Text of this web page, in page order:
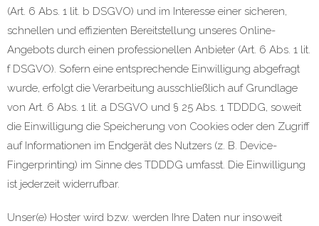
(Art. 6 Abs. 1 lit. b DSGVO) und im Interesse einer sicheren,
schnellen und effizienten Bereitstellung unseres Online-
Angebots durch einen professionellen Anbieter (Art. 6 Abs. 1 lit.
f DSGVO). Sofern eine entsprechende Einwilligung abgefragt
wurde, erfolgt die Verarbeitung ausschließlich auf Grundlage
von Art. 6 Abs. 1 lit. a DSGVO und § 25 Abs. 1 TDDDG, soweit
die Einwilligung die Speicherung von Cookies oder den Zugriff
auf Informationen im Endgerät des Nutzers (z. B. Device-
Fingerprinting) im Sinne des TDDDG umfasst. Die Einwilligung
ist jederzeit widerrufbar.
Unser(e) Hoster wird bzw. werden Ihre Daten nur insoweit